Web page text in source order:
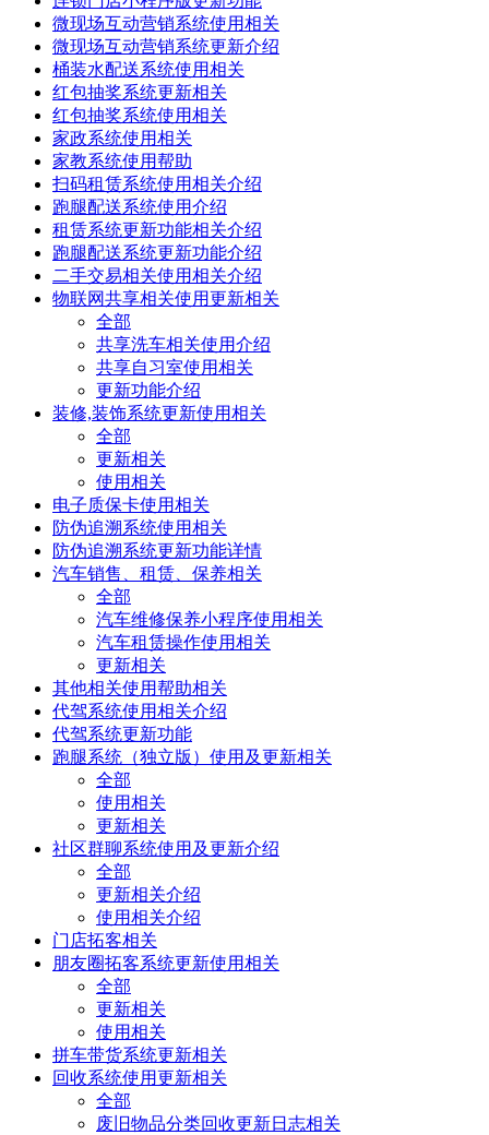
微现场互动营销系统使用相关
微现场互动营销系统更新介绍
桶装水配送系统使用相关
红包抽奖系统更新相关
红包抽奖系统使用相关
家政系统使用相关
家教系统使用帮助
扫码租赁系统使用相关介绍
跑腿配送系统使用介绍
租赁系统更新功能相关介绍
跑腿配送系统更新功能介绍
二手交易相关使用相关介绍
物联网共享相关使用更新相关
全部
共享洗车相关使用介绍
共享自习室使用相关
更新功能介绍
装修,装饰系统更新使用相关
全部
更新相关
使用相关
电子质保卡使用相关
防伪追溯系统使用相关
防伪追溯系统更新功能详情
汽车销售、租赁、保养相关
全部
汽车维修保养小程序使用相关
汽车租赁操作使用相关
更新相关
其他相关使用帮助相关
代驾系统使用相关介绍
代驾系统更新功能
跑腿系统（独立版）使用及更新相关
全部
使用相关
更新相关
社区群聊系统使用及更新介绍
全部
更新相关介绍
使用相关介绍
门店拓客相关
朋友圈拓客系统更新使用相关
全部
更新相关
使用相关
拼车带货系统更新相关
回收系统使用更新相关
全部
废旧物品分类回收更新日志相关